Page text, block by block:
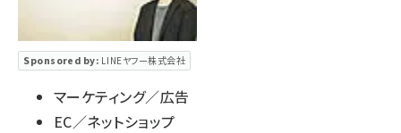
Sponsored by: LINEヤフー株式会社
マーケティング／広告
EC／ネットショップ